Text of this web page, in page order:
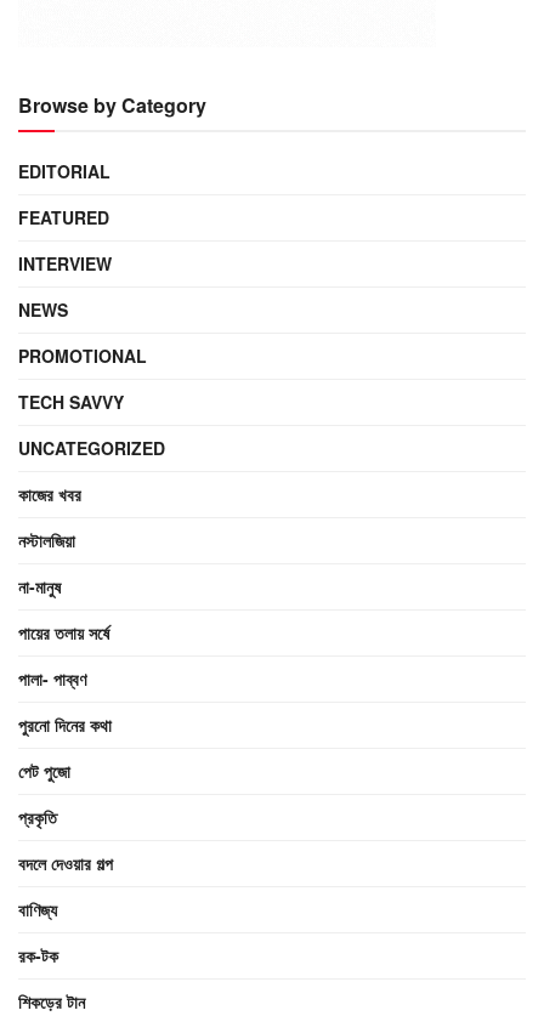
Browse by Category
EDITORIAL
FEATURED
INTERVIEW
NEWS
PROMOTIONAL
TECH SAVVY
UNCATEGORIZED
কাজের খবর
নস্টালজিয়া
না-মানুষ
পায়ের তলায় সর্ষে
পালা- পাব্বণ
পুরনো দিনের কথা
পেট পুজো
প্রকৃতি
বদলে দেওয়ার গল্প
বাণিজ্য
রক-টক
শিকড়ের টান